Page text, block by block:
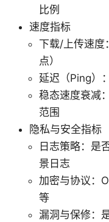
比例
速度指标
下载/上传速度
点）
延迟（Ping）
稳态速度衰减
范围
隐私与安全指标
日志策略：是
景日志
加密与协议：
等
漏洞与保修：